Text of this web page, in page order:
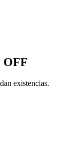
OFF
existencias.